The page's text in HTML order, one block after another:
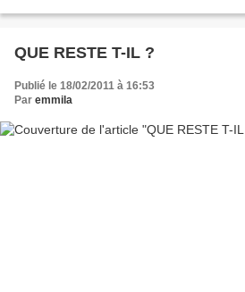
QUE RESTE T-IL ?
Publié le 18/02/2011 à 16:53
Par emmila